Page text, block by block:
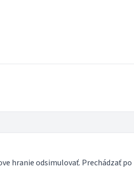
hranie odsimulovať. Prechádzať po